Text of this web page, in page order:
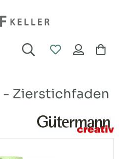
Zierstichfaden